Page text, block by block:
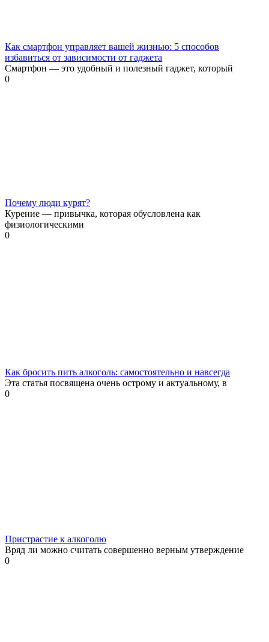
Как смартфон управляет вашей жизнью: 5 способов
избавиться от зависимости от гаджета
Смартфон — это удобный и полезный гаджет, который
0
Почему люди курят?
Курение — привычка, которая обусловлена как
физиологическими
0
Как бросить пить алкоголь: самостоятельно и навсегда
Эта статья посвящена очень острому и актуальному, в
0
Пристрастие к алкоголю
Вряд ли можно считать совершенно верным утверждение
0